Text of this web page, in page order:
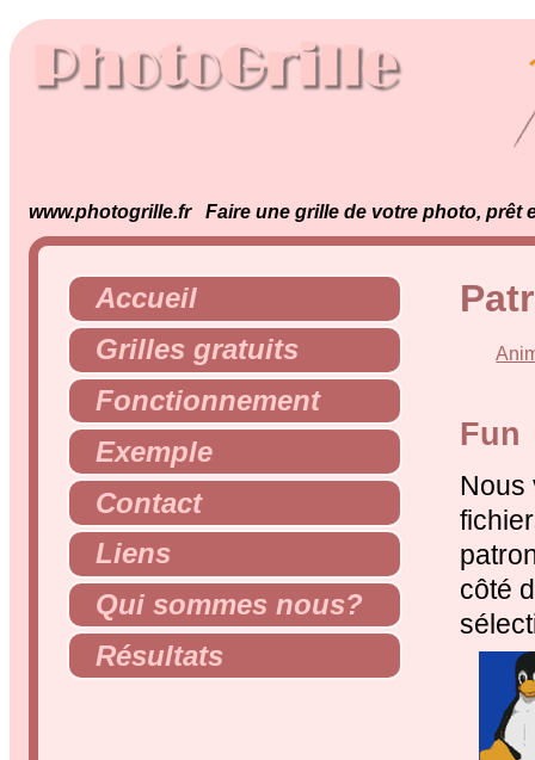
www.photogrille.fr Faire une grille de votre photo, prêt
Accueil
Grilles gratuits
Fonctionnement
Exemple
Contact
Liens
Qui sommes nous?
Résultats
Fun
Nous
côté